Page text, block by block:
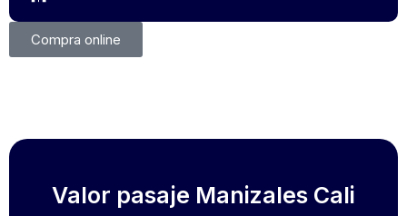
Compra online
Valor pasaje Manizales Cali